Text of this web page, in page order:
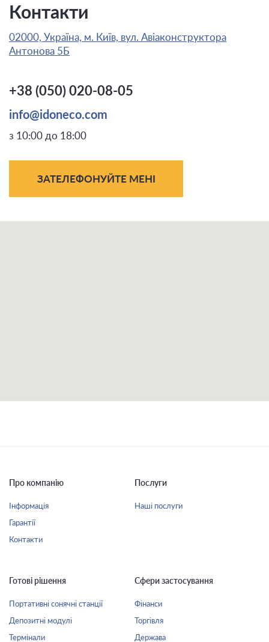
Контакти
02000, Україна, м. Київ, вул. Авіаконструктора
Антонова 5Б
+38 (050) 020-08-05
info@idoneco.com
з 10:00 до 18:00
ЗАТЕЛЕФОНУЙТЕ МЕНІ
Про компанію
Інформація
Гарантії
Контакти
Послуги
Наші послуги
Готові рішення
Портативні сонячні станції
Депозитні модулі
Термінали
Сфери застосування
Фінанси
Торгівля
Держава